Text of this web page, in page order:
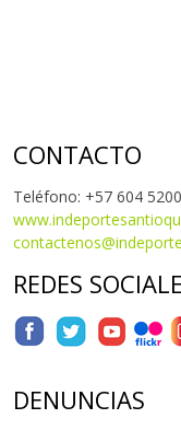
CONTACTO
Teléfono: +57 604
REDES
DENUNCIAS